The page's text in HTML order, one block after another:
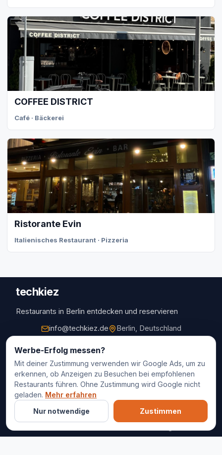
COFFEE DISTRICT
Café · Bäckerei
Ristorante Evin
Italienisches Restaurant · Pizzeria
techkiez
Restaurants in Berlin entdecken und reservieren
info@techkiez.de
Berlin, Deutschland
Restaurants
Restaurantauswahl
Für Unternehmen
Kontakt
© 2025 techkiez. Alle Rechte vorbehalten.
Werbe-Erfolg messen?
Mit deiner Zustimmung verwenden wir Google Ads, um zu
erkennen, ob Anzeigen zu Besuchen bei empfohlenen
Restaurants führen. Ohne Zustimmung wird Google nicht
geladen. Mehr erfahren
Nur notwendige
Zustimmen